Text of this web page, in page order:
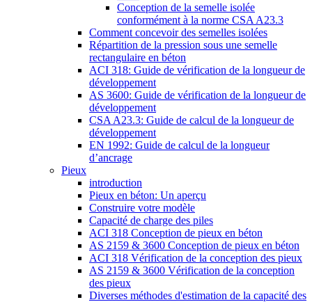
Conception de la semelle isolée
conformément à la norme CSA A23.3
Comment concevoir des semelles isolées
Répartition de la pression sous une semelle
rectangulaire en béton
ACI 318: Guide de vérification de la longueur de
développement
AS 3600: Guide de vérification de la longueur de
développement
CSA A23.3: Guide de calcul de la longueur de
développement
EN 1992: Guide de calcul de la longueur
d’ancrage
Pieux
introduction
Pieux en béton: Un aperçu
Construire votre modèle
Capacité de charge des piles
ACI 318 Conception de pieux en béton
AS 2159 & 3600 Conception de pieux en béton
ACI 318 Vérification de la conception des pieux
AS 2159 & 3600 Vérification de la conception
des pieux
Diverses méthodes d'estimation de la capacité des